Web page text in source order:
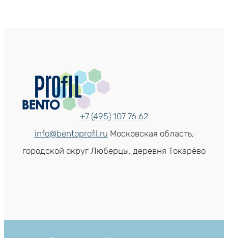
+7 (495) 107 76 62
info@bentoprofil.ru Московская область,
городской округ Люберцы, деревня Токарёво